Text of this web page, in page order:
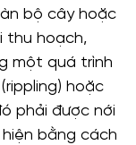
bộ cây hoặc
thu hoạch,
một quá trình
hoặc
phải được nới
bằng cách